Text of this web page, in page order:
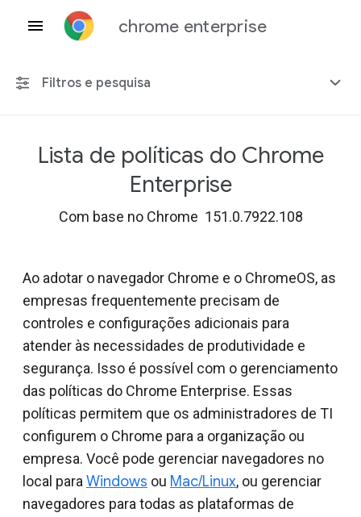
chrome enterprise
Filtros e pesquisa
Qualquer plataforma
Incluir políticas suspensas
Lista de políticas do Chrome
Enterprise
Com base no Chrome 151.0.7922.108
Ao adotar o navegador Chrome e o ChromeOS, as
empresas frequentemente precisam de
controles e configurações adicionais para
atender às necessidades de produtividade e
segurança. Isso é possível com o gerenciamento
das políticas do Chrome Enterprise. Essas
políticas permitem que os administradores de TI
configurem o Chrome para a organização ou
empresa. Você pode gerenciar navegadores no
local para Windows ou Mac/Linux, ou gerenciar
navegadores para todas as plataformas de